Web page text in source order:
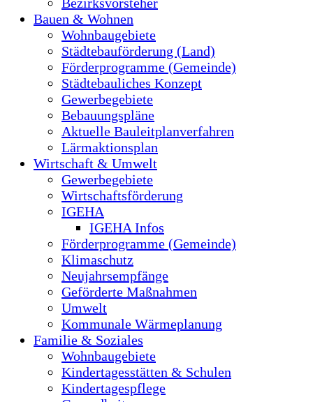
Bauen & Wohnen
Wohnbaugebiete
Städtebauförderung (Land)
Förderprogramme (Gemeinde)
Städtebauliches Konzept
Gewerbegebiete
Bebauungspläne
Aktuelle Bauleitplanverfahren
Lärmaktionsplan
Wirtschaft & Umwelt
Gewerbegebiete
Wirtschaftsförderung
IGEHA
IGEHA Infos
Förderprogramme (Gemeinde)
Klimaschutz
Neujahrsempfänge
Geförderte Maßnahmen
Umwelt
Kommunale Wärmeplanung
Familie & Soziales
Wohnbaugebiete
Kindertagesstätten & Schulen
Kindertagespflege